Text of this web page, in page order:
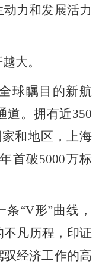
力和发展活力
大。
球瞩目的新航
道。拥有近350
和地区，上海
首破5000万标
“V形”曲线，
不凡历程，印证
经济工作的高